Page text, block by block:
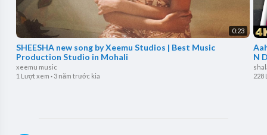
0:23
SHEESHA new song by Xeemu Studios | Best Music
Production Studio in Mohali
xeemu music
1 Lượt xem · 3 năm trước kia
N
228